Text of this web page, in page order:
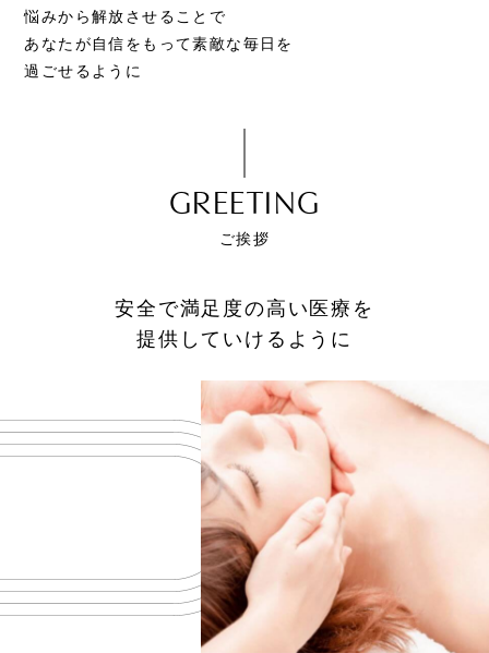
悩みから解放させることで
あなたが自信をもって素敵な毎日を
過ごせるように
GREETING
ご挨拶
安全で満足度の高い医療を
提供していけるように